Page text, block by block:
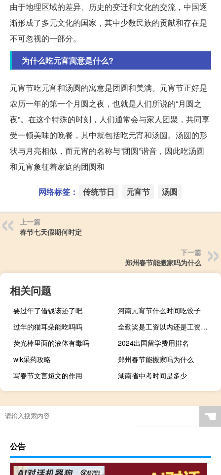
由于地理区域的差异、历史的变迁和文化的交流，中国逐
渐形成了多元文化的国家，其中少数民族的贡献和存在是
不可忽视的一部分。
为什么吃元宵寓意是什么?
元宵节吃元宵和汤圆的寓意是团圆和美满。元宵节正好是
农历一年的第一个月圆之夜，也就是人们所说的“月圆之
夜”。在这个特殊的时刻，人们通常会与家人团聚，共同享
受一顿美味的晚餐，其中就包括吃元宵和汤圆。汤圆的形
状与月亮相似，而元宵的名称与“团圆”谐音，因此吃汤圆
和元宵象征着家庭的团圆和
网络标签： 传统节日 元宵节 汤圆
上一篇
春节七天假期何时定
下一篇
郑州春节能搬家吗为什么
相关问题
要过年了借钱该还了吧
河南元宵节什么时间吃饺子
过年的猫耳朵能吃吗吗
全勤奖是工资以内还是工资以外的发放（全勤奖是工资以内还是工资以外的）
荧光棒里面的液体有毒吗
2024出国留学费用排名
wlk采药攻略
郑州春节能搬家吗为什么
写春节文言短文的作用
湖南省中考时间是多少
☚
公告